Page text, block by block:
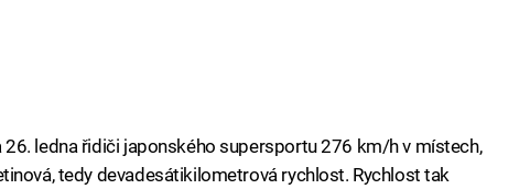
26. ledna řidiči japonského supersportu 276 km/h v místech,
tedy devadesátikilometrová rychlost. Rychlost tak